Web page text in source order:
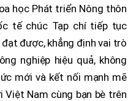
học Phát triển Nông thôn
tế chúc Tạp chí tiếp tục
được, khẳng định vai trò
nghiệp hiệu quả, không
mới và kết nối mạnh mẽ
Nam cùng bạn bè trên